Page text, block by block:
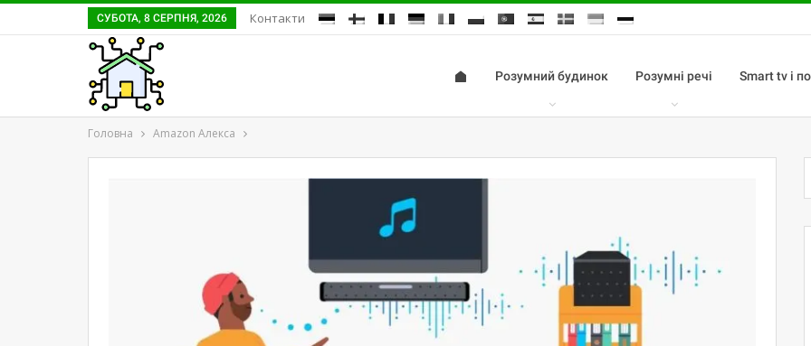
СУБОТА, 8 СЕРПНЯ, 2026 Контакти
Розумний будинок Розумні речі Smart tv і
Головна Amazon Алекса